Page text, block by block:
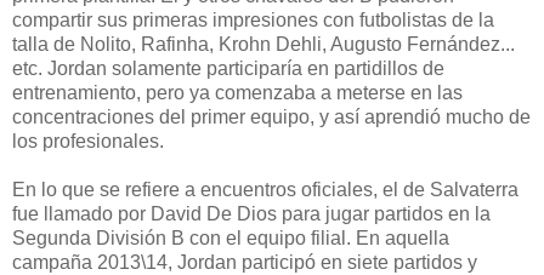
compartir sus primeras impresiones con futbolistas de la
talla de Nolito, Rafinha, Krohn Dehli, Augusto Fernández...
etc. Jordan solamente participaría en partidillos de
entrenamiento, pero ya comenzaba a meterse en las
concentraciones del primer equipo, y así aprendió mucho de
los profesionales.
En lo que se refiere a encuentros oficiales, el de Salvaterra
fue llamado por David De Dios para jugar partidos en la
Segunda División B con el equipo filial. En aquella
campaña 2013\14, Jordan participó en siete partidos y